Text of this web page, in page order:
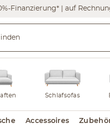
Finanzierung* | auf
Schlafsofas
Accessoires